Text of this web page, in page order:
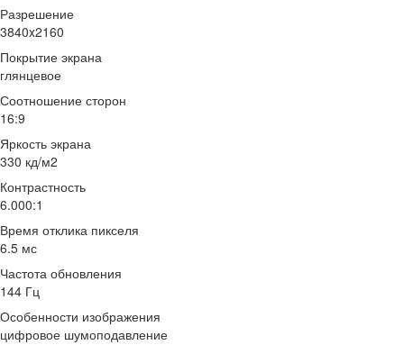
Разрешение
3840x2160
Покрытие экрана
глянцевое
Соотношение сторон
16:9
Яркость экрана
330 кд/м2
Контрастность
6.000:1
Время отклика пикселя
6.5 мс
Частота обновления
144 Гц
Особенности изображения
цифровое шумоподавление